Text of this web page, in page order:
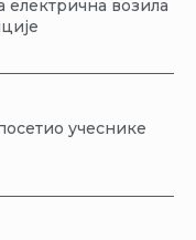
возила
учеснике